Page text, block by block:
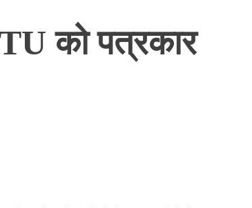
को पत्रकार